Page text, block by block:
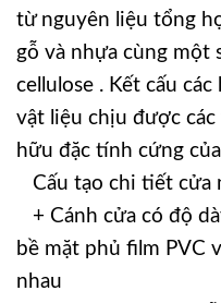
từ nguyên liệu tổng
gỗ và nhựa cùng một
cellulose . Kết cấu
vật liệu chịu được
hữu đặc tính cứng
Cấu tạo chi tiết cửa
+ Cánh cửa có độ
bề mặt phủ film PVC
nhau